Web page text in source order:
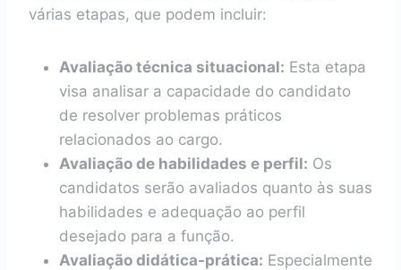
várias etapas, que podem incluir:
Avaliação técnica situacional: Esta etapa
visa analisar a capacidade do candidato
de resolver problemas práticos
relacionados ao cargo.
Avaliação de habilidades e perfil: Os
candidatos serão avaliados quanto às suas
habilidades e adequação ao perfil
desejado para a função.
Avaliação didática-prática: Especialmente